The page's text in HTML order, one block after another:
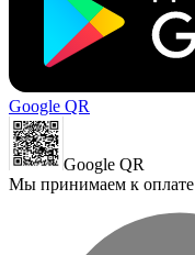
Google QR
Google QR
Мы принимаем к оплате